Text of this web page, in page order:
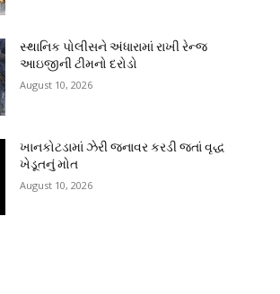
સ્થાનિક પોલીસને અંધારામાં રાખી રેન્જ
આઇજીની ટીમનો દરોડો
August 10, 2026
ખાનકોટડામાં ઝેરી જનાવર કરડી જતાં વૃદ્ધ
ખેડૂતનું મોત
August 10, 2026